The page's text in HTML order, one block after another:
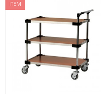
ITEM